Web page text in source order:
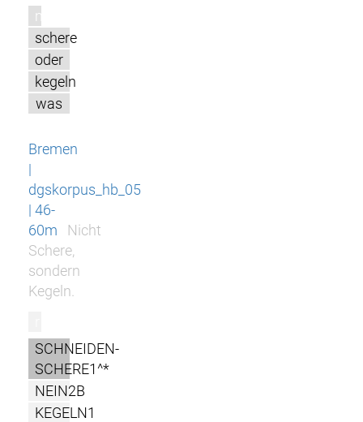
m
schere
oder
kegeln
was
Bremen
|
dgskorpus_hb_05
| 46-
60m
Nicht
Schere,
sondern
Kegeln.
SCHNEIDEN-
SCHERE1^*
NEIN2B
KEGELN1